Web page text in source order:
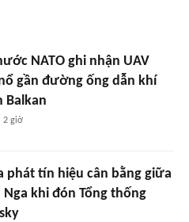
NATO ghi nhận UAV
gần đường ống dẫn khí
Balkan
2 giờ
phát tín hiệu cân bằng giữa
Nga khi đón Tổng thống